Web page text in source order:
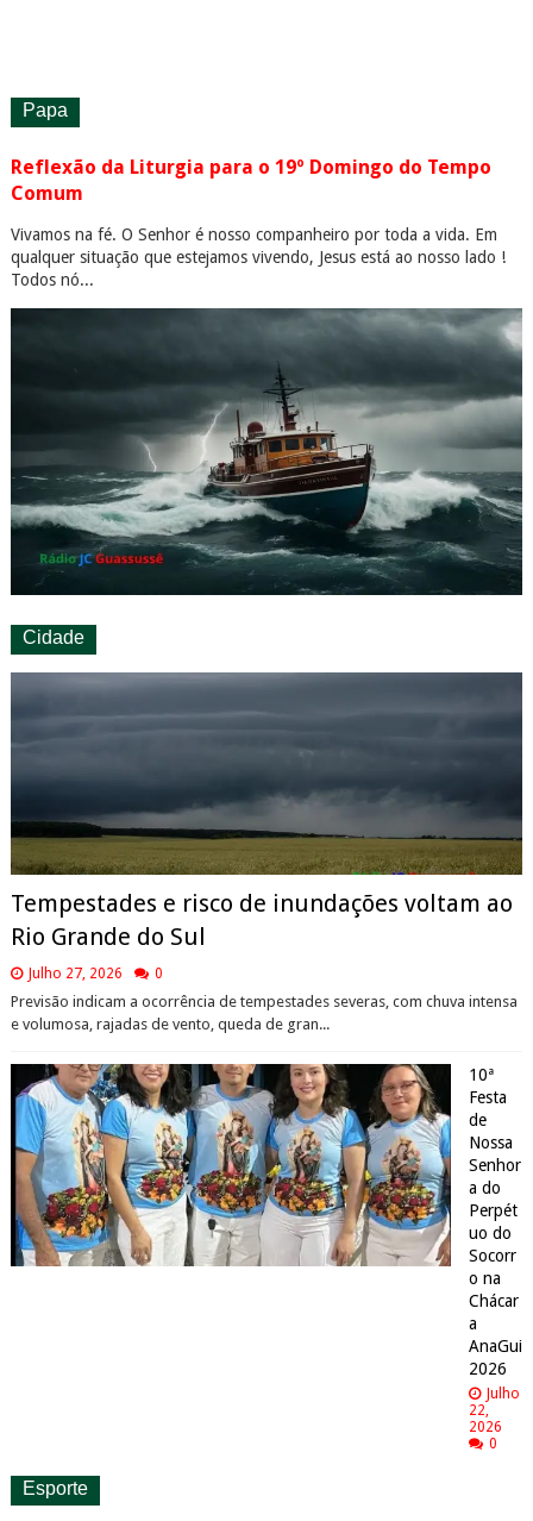
Papa
Reflexão da Liturgia para o 19º Domingo do Tempo
Comum
Vivamos na fé. O Senhor é nosso companheiro por toda a vida. Em
qualquer situação que estejamos vivendo, Jesus está ao nosso lado !
Todos nó...
Cidade
Tempestades e risco de inundações voltam ao
Rio Grande do Sul
Julho 27, 2026 0
Previsão indicam a ocorrência de tempestades severas, com chuva intensa
e volumosa, rajadas de vento, queda de gran...
10ª
Festa
de
Nossa
Senhor
a do
Perpét
uo do
Socorr
o na
Chácar
a
AnaGui
2026
Julho
22,
2026
0
Esporte